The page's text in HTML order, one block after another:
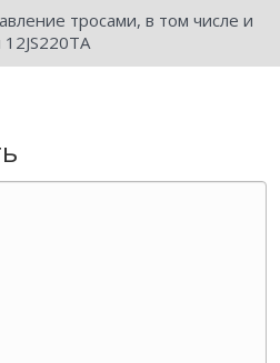
тросами, в том числе и
12JS220TA